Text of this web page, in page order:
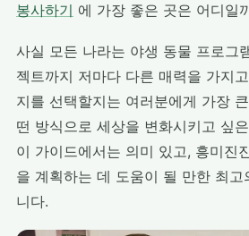
봉사하기 에 가장 좋은 곳은 어디일
사실 모든 나라는 야생 동물 프로그
젝트까지 저마다 다른 매력을 가지
지를 선택할지는 여러분에게 가장
떤 방식으로 세상을 변화시키고 싶
이 가이드에서는 의미 있고, 흥미진
을 계획하는 데 도움이 될 만한 최
니다.